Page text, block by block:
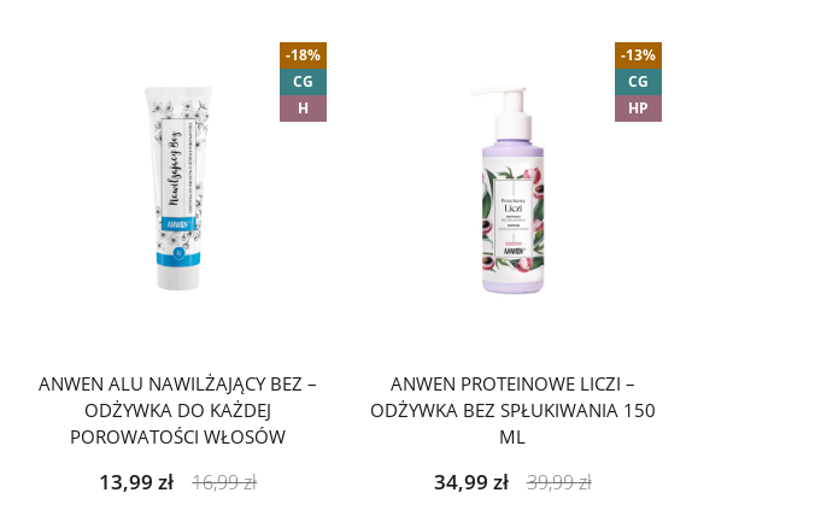
-18%
CG
H
ANWEN ALU NAWILŻAJĄCY BEZ –
ODŻYWKA DO KAŻDEJ
POROWATOŚCI WŁOSÓW
13,99zł 16,99zł
-13%
CG
HP
ANWEN PROTEINOWE LICZI –
ODŻYWKA BEZ SPŁUKIWANIA 150
ML
34,99 zł 39,99zł